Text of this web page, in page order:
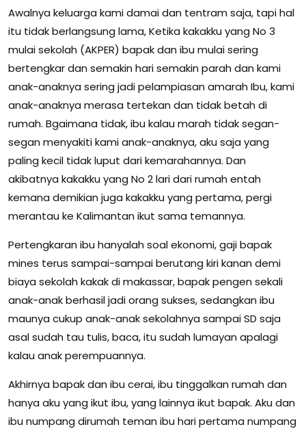
Awalnya keluarga kami damai dan tentram saja, tapi hal
itu tidak berlangsung lama, Ketika kakakku yang No 3
mulai sekolah (AKPER) bapak dan ibu mulai sering
bertengkar dan semakin hari semakin parah dan kami
anak-anaknya sering jadi pelampiasan amarah Ibu, kami
anak-anaknya merasa tertekan dan tidak betah di
rumah. Bgaimana tidak, ibu kalau marah tidak segan-
segan menyakiti kami anak-anaknya, aku saja yang
paling kecil tidak luput dari kemarahannya. Dan
akibatnya kakakku yang No 2 lari dari rumah entah
kemana demikian juga kakakku yang pertama, pergi
merantau ke Kalimantan ikut sama temannya.
Pertengkaran ibu hanyalah soal ekonomi, gaji bapak
mines terus sampai-sampai berutang kiri kanan demi
biaya sekolah kakak di makassar, bapak pengen sekali
anak-anak berhasil jadi orang sukses, sedangkan ibu
maunya cukup anak-anak sekolahnya sampai SD saja
asal sudah tau tulis, baca, itu sudah lumayan apalagi
kalau anak perempuannya.
Akhirnya bapak dan ibu cerai, ibu tinggalkan rumah dan
hanya aku yang ikut ibu, yang lainnya ikut bapak. Aku dan
ibu numpang dirumah teman ibu hari pertama numpang